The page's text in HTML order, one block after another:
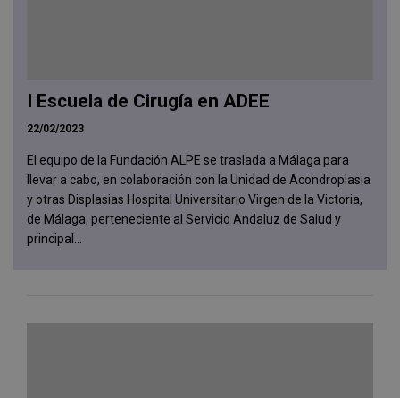
I Escuela de Cirugía en ADEE
22/02/2023
El equipo de la Fundación ALPE se traslada a Málaga para
llevar a cabo, en colaboración con la Unidad de Acondroplasia
y otras Displasias Hospital Universitario Virgen de la Victoria,
de Málaga, perteneciente al Servicio Andaluz de Salud y
principal...